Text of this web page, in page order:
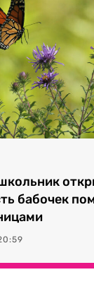
бабочек